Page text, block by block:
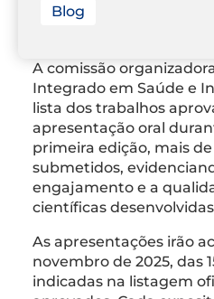
Blog
A comissão
Integrado em Saúde e
lista dos trabalhos
apresentação oral
primeira edição, mais
submetidos,
engajamento e a
científicas
As apresentações irão
novembro de 2025, das
indicadas na listagem